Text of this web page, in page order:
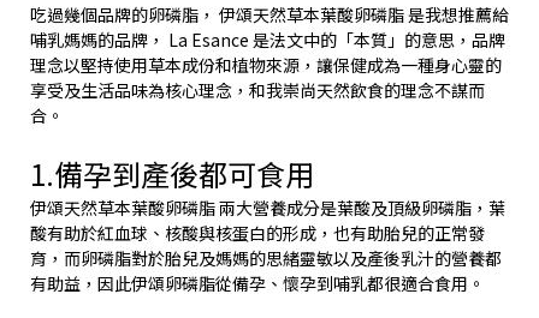
吃過幾個品牌的卵磷脂， 伊頌天然草本葉酸卵磷脂 是我想推薦給
哺乳媽媽的品牌， La Esance 是法文中的「本質」的意思，品牌
理念以堅持使用草本成份和植物來源，讓保健成為一種身心靈的
享受及生活品味為核心理念，和我崇尚天然飲食的理念不謀而
合。
1.備孕到產後都可食用
伊頌天然草本葉酸卵磷脂 兩大營養成分是葉酸及頂級卵磷脂，葉
酸有助於紅血球、核酸與核蛋白的形成，也有助胎兒的正常發
育，而卵磷脂對於胎兒及媽媽的思緒靈敏以及產後乳汁的營養都
有助益，因此伊頌卵磷脂從備孕、懷孕到哺乳都很適合食用。